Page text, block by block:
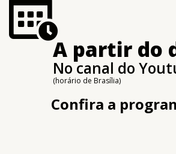
A partir do
No canal do
(horário de Brasília)
Confira a